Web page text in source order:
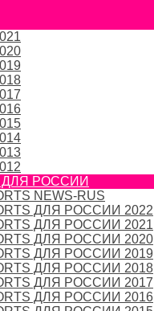
ДЛЯ РОССИИ
NEWS-RUS
ДЛЯ РОССИИ 2022
ДЛЯ РОССИИ 2021
ДЛЯ РОССИИ 2020
ДЛЯ РОССИИ 2019
ДЛЯ РОССИИ 2018
ДЛЯ РОССИИ 2017
ДЛЯ РОССИИ 2016